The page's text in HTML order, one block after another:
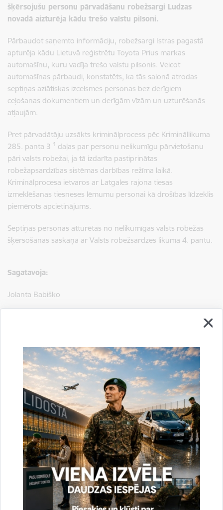
šķērsojušu personu pārvadāšanu robežsargi Ludzas
novadā aizturēja kādu trešo valstu pilsoni.
Pārbaudot saņemto informāciju, robežsargi Istras pagastā
apturēja kādu Lietuvā reģistrētu Toyota Prius markas
automašīnu, kuru vadīja trešo valstu pilsonis. Veicot
automašīnas pārbaudi, konstatēts, ka tās salonā atrodas
septiņas aziātiskas izcelsmes personas bez derīgiem
ceļošanas dokumentiem un derīgām vīzām un uzturēšanās
atļaujām.
Pret pārvadātāju uzsākts kriminālprocess pēc Krimināllikuma
285. panta 3 1 daļas par personu nelikumīgu pārvietošanu
pāri valsts robežai, ja tā izdarīta pastiprinātas
robežapsardzības sistēmas darbības režīma laikā.
Kriminālprocesa ietvaros ar Latgales rajona tiesas
izmeklēšanas tiesneses lēmumu personai kā drošības līdzeklis
piemērots apcietinājums.
Septiņas personas atturētas no nelikumīgas valsts robežas
šķērsošanas saskaņā ar Valsts robežsardzes likuma 4. pantu.
Sagatavoja:
Jolanta Babiško
67075617, mob.20364206
e-pasts: jolanta.babisko@rs.gov.lv
Saistītas tēmas
Aktualitātes: Konstatētie pārkāpumi
Drukāt lapu